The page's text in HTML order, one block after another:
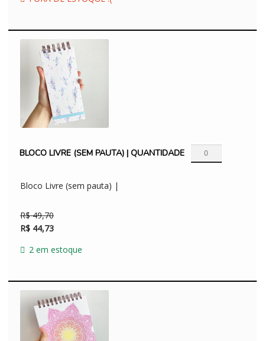
R$ 99,40.
R$ 89,46.
BLOCO LIVRE (SEM PAUTA) | QUANTIDADE
Bloco Livre (sem pauta) |
R$49,70
R$44,73
2 em estoque